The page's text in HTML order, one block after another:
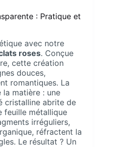
: Pratique et
avec notre
roses. Conçue
cette création
douces,
romantiques. La
matière : une
cristalline abrite de
feuille métallique
irréguliers,
réfractent la
Le résultat ? Un